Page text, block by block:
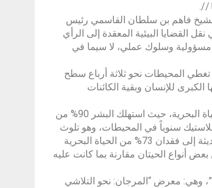
//.
الشيخ فاهم بن سلطان القاسمي رئيس
القضايا البيئية المعقدة إلى الرأي
مسؤولية وسلوك عملي، لا سيما في
المحيطات نحو ثلاثة أرباع سطح
الكبرى للإنسان وبقية الكائنات
وأوضح المتحدثان خلال الجلسة أن العقود الخمسة أو الستة الأخيرة شهدت تراجعاً حاداً في الحياة البحرية، حيث استهلك البشر 90% من
المرجانية، مع إلقاء نحو 18 مليار رطل من البلاستيك سنوياً في المحيطات، وهو تلوث
لا يزول بل يتراكم جيلاً بعد جيل، وبذلك فإن المحيطات تواجه مأزقاً حقيقياً، إذ تشير دراسات حديثة إلى فقدان 73% من الحياة البحرية
أنواع الحيتان مقارنة بما كانت عليه
البحرية”، وهي: معرض “المرجان: نحو التلاشي